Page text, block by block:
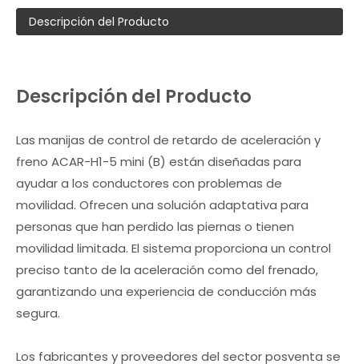
Descripción del Producto
Descripción del Producto
Las manijas de control de retardo de aceleración y
freno ACAR-H1-5 mini (B) están diseñadas para
ayudar a los conductores con problemas de
movilidad. Ofrecen una solución adaptativa para
personas que han perdido las piernas o tienen
movilidad limitada. El sistema proporciona un control
preciso tanto de la aceleración como del frenado,
garantizando una experiencia de conducción más
segura.
Los fabricantes y proveedores del sector posventa se